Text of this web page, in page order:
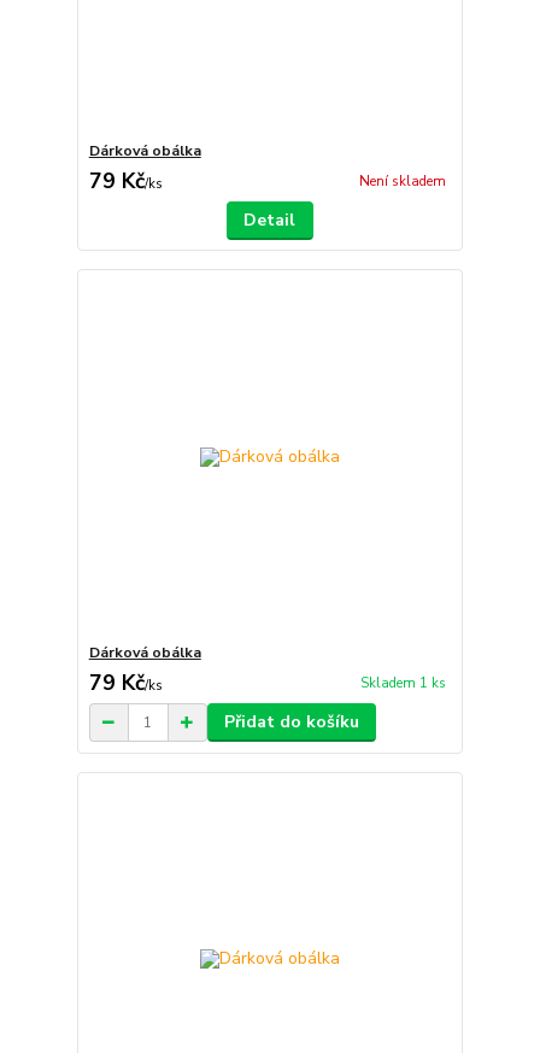
Dárková obálka
79 Kč/ks Není skladem
Detail
Dárková obálka
79 Kč/ks Skladem 1 ks
Přidat do košíku